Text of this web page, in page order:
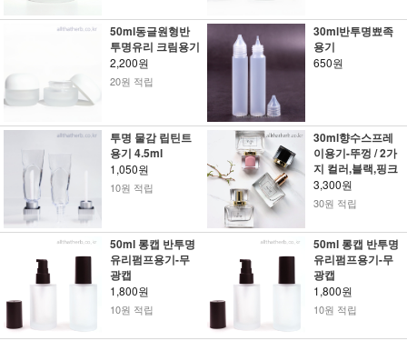
50ml동글원형반
투명유리 크림용기
2,200원
20원 적립
30ml반투명뾰족
용기
650원
투명 물감 립틴트
용기 4.5ml
1,050원
10원 적립
30ml향수스프레
이용기-뚜껑 / 2가
지 컬러,블랙,핑크
3,300원
30원 적립
50ml 롱캡 반투명
유리펌프용기-무
광캡
1,800원
10원 적립
50ml 롱캡 반투명
유리펌프용기-무
광캡
1,800원
10원 적립